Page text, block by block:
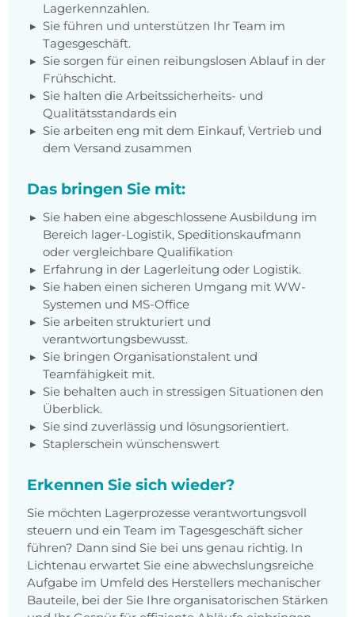
Lagerkennzahlen.
Sie führen und unterstützen Ihr Team im
Tagesgeschäft.
Sie sorgen für einen reibungslosen Ablauf in der
Frühschicht.
Sie halten die Arbeitssicherheits- und
Qualitätsstandards ein
Sie arbeiten eng mit dem Einkauf, Vertrieb und
dem Versand zusammen
Das bringen Sie mit:
Sie haben eine abgeschlossene Ausbildung im
Bereich lager-Logistik, Speditionskaufmann
oder vergleichbare Qualifikation
Erfahrung in der Lagerleitung oder Logistik.
Sie haben einen sicheren Umgang mit WW-
Systemen und MS-Office
Sie arbeiten strukturiert und
verantwortungsbewusst.
Sie bringen Organisationstalent und
Teamfähigkeit mit.
Sie behalten auch in stressigen Situationen den
Überblick.
Sie sind zuverlässig und lösungsorientiert.
Staplerschein wünschenswert
Erkennen Sie sich wieder?
Sie möchten Lagerprozesse verantwortungsvoll
steuern und ein Team im Tagesgeschäft sicher
führen? Dann sind Sie bei uns genau richtig. In
Lichtenau erwartet Sie eine abwechslungsreiche
Aufgabe im Umfeld des Herstellers mechanischer
Bauteile, bei der Sie Ihre organisatorischen Stärken